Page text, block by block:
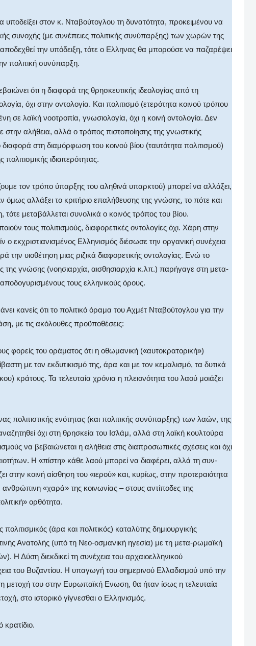
στον κ. Νταβούτογλου τη δυνατότητα, προκειμένου να
συνοχής (με συνέπειες πολιτικής συνύπαρξης) των χωρών της
την υπόδειξη, τότε ο Ελληνας θα μπορούσε να παζαρέψει
πολιτική συνύπαρξη.
ότι η διαφορά της θρησκευτικής ιδεολογίας από τη
όχι στην οντολογία. Και πολιτισμό (ετερότητα κοινού τρόπου
σε λαϊκή νοοτροπία, γνωσιολογία, όχι η κοινή οντολογία. Δεν
στην αλήθεια, αλλά ο τρόπος πιστοποίησης της γνωστικής
στη διαμόρφωση του κοινού βίου (ταυτότητα πολιτισμού)
ιδιαιτερότητας.
τον τρόπο ύπαρξης του αληθινά υπαρκτού) μπορεί να αλλάξει,
όμως αλλάξει το κριτήριο επαλήθευσης της γνώσης, το πότε και
μεταβάλλεται συνολικά ο κοινός τρόπος του βίου.
τους πολιτισμούς, διαφορετικές οντολογίες όχι. Χάρη στην
ο εκχριστιανισμένος Ελληνισμός διέσωσε την οργανική συνέχεια
την υιοθέτηση μιας ριζικά διαφορετικής οντολογίας. Ενώ το
της γνώσης (νοησιαρχία, αισθησιαρχία κ.λπ.) παρήγαγε στη μετα-
τους ελληνικούς όρους.
κανείς ότι το πολιτικό όραμα του Αχμέτ Νταβούτογλου για την
με τις ακόλουθες προϋποθέσεις:
φορείς του οράματος ότι η οθωμανική («αυτοκρατορική»)
με τον εκδυτικισμό της, άρα και με τον κεμαλισμό, τα δυτικά
κράτους. Τα τελευταία χρόνια η πλειονότητα του λαού μοιάζει
πολιτιστικής ενότητας (και πολιτικής συνύπαρξης) των λαών, της
όχι στη θρησκεία του Ισλάμ, αλλά στη λαϊκή κουλτούρα
να βεβαιώνεται η αλήθεια στις διαπροσωπικές σχέσεις και όχι
Η «πίστη» κάθε λαού μπορεί να διαφέρει, αλλά τη συν-
στην κοινή αίσθηση του «ιερού» και, κυρίως, στην προτεραιότητα
«χαρά» της κοινωνίας – στους αντίποδες της
ορθότητα.
(άρα και πολιτικός) καταλύτης δημιουργικής
Ανατολής (υπό τη Νεο-οσμανική ηγεσία) με τη μετα-ρωμαϊκή
Η Δύση διεκδικεί τη συνέχεια του αρχαιοελληνικού
του Βυζαντίου. Η υπαγωγή του σημερινού Ελλαδισμού υπό την
μετοχή του στην Ευρωπαϊκή Ενωση, θα ήταν ίσως η τελευταία
στο ιστορικό γίγνεσθαι ο Ελληνισμός.
κρατίδιο.